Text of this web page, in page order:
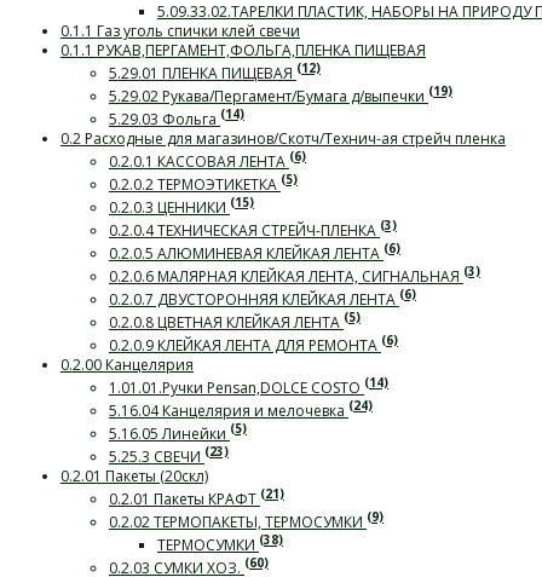
5.09.33.02.ТАРЕЛКИ ПЛАСТИК, НАБОРЫ НА ПРИРОДУ
0.1.1 Газ уголь спички клей свечи
0.1.1 РУКАВ,ПЕРГАМЕНТ,ФОЛЬГА,ПЛЕНКА ПИЩЕВАЯ
5.29.01 ПЛЕНКА ПИЩЕВАЯ (12)
5.29.02 Рукава/Пергамент/Бумага д/выпечки (19)
5.29.03 Фольга (14)
0.2 Расходные для магазинов/Скотч/Технич-ая стрейч пленка
0.2.0.1 КАССОВАЯ ЛЕНТА (6)
0.2.0.2 ТЕРМОЭТИКЕТКА (5)
0.2.0.3 ЦЕННИКИ (15)
0.2.0.4 ТЕХНИЧЕСКАЯ СТРЕЙЧ-ПЛЕНКА (3)
0.2.0.5 АЛЮМИНЕВАЯ КЛЕЙКАЯ ЛЕНТА (6)
0.2.0.6 МАЛЯРНАЯ КЛЕЙКАЯ ЛЕНТА, СИГНАЛЬНАЯ (3)
0.2.0.7 ДВУСТОРОННЯЯ КЛЕЙКАЯ ЛЕНТА (6)
0.2.0.8 ЦВЕТНАЯ КЛЕЙКАЯ ЛЕНТА (5)
0.2.0.9 КЛЕЙКАЯ ЛЕНТА ДЛЯ РЕМОНТА (6)
0.2.00 Канцелярия
1.01.01.Ручки Pensan,DOLCE COSTO (14)
5.16.04 Канцелярия и мелочевка (24)
5.16.05 Линейки (5)
5.25.3 СВЕЧИ (23)
0.2.01 Пакеты (20скл)
0.2.01 Пакеты КРАФТ (21)
0.2.02 ТЕРМОПАКЕТЫ, ТЕРМОСУМКИ (9)
ТЕРМОСУМКИ (38)
0.2.03 СУМКИ ХОЗ. (60)